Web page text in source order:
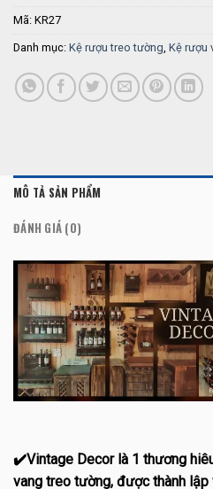
Mã: KR27
Danh mục: Kệ rượu treo tường, Kệ rượu
MÔ TẢ SẢN PHẨM
ĐÁNH GIÁ (0)
✔️Vintage Decor là 1 thương
vang treo tường, được thành